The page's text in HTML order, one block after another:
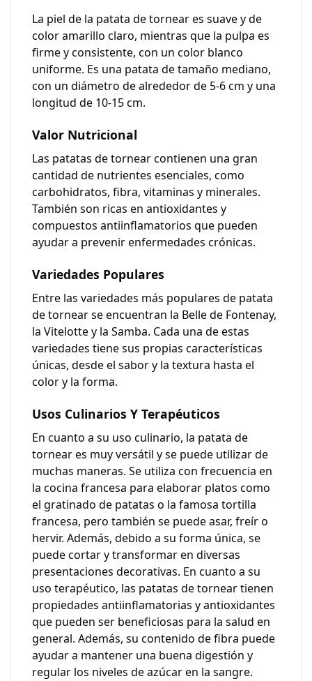
La piel de la patata de tornear es suave y de
color amarillo claro, mientras que la pulpa es
firme y consistente, con un color blanco
uniforme. Es una patata de tamaño mediano,
con un diámetro de alrededor de 5-6 cm y una
longitud de 10-15 cm.
Valor Nutricional
Las patatas de tornear contienen una gran
cantidad de nutrientes esenciales, como
carbohidratos, fibra, vitaminas y minerales.
También son ricas en antioxidantes y
compuestos antiinflamatorios que pueden
ayudar a prevenir enfermedades crónicas.
Variedades Populares
Entre las variedades más populares de patata
de tornear se encuentran la Belle de Fontenay,
la Vitelotte y la Samba. Cada una de estas
variedades tiene sus propias características
únicas, desde el sabor y la textura hasta el
color y la forma.
Usos Culinarios Y Terapéuticos
En cuanto a su uso culinario, la patata de
tornear es muy versátil y se puede utilizar de
muchas maneras. Se utiliza con frecuencia en
la cocina francesa para elaborar platos como
el gratinado de patatas o la famosa tortilla
francesa, pero también se puede asar, freír o
hervir. Además, debido a su forma única, se
puede cortar y transformar en diversas
presentaciones decorativas. En cuanto a su
uso terapéutico, las patatas de tornear tienen
propiedades antiinflamatorias y antioxidantes
que pueden ser beneficiosas para la salud en
general. Además, su contenido de fibra puede
ayudar a mantener una buena digestión y
regular los niveles de azúcar en la sangre.